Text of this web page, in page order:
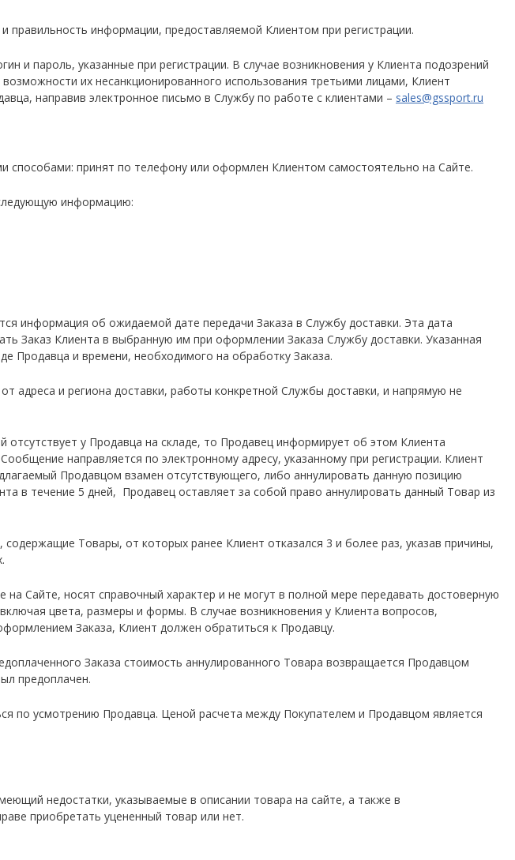
правильность информации, предоставляемой Клиентом при регистрации.
и пароль, указанные при регистрации. В случае возникновения у Клиента подозрений
их несанкционированного использования третьими лицами, Клиент
направив электронное письмо в Службу по работе с клиентами – sales@gssport.ru
принят по телефону или оформлен Клиентом самостоятельно на Сайте.
информацию:
информация об ожидаемой дате передачи Заказа в Службу доставки. Эта дата
Заказ Клиента в выбранную им при оформлении Заказа Службу доставки. Указанная
Продавца и времени, необходимого на обработку Заказа.
адреса и региона доставки, работы конкретной Службы доставки, и напрямую не
у Продавца на складе, то Продавец информирует об этом Клиента
направляется по электронному адресу, указанному при регистрации. Клиент
Продавцом взамен отсутствующего, либо аннулировать данную позицию
в течение 5 дней, Продавец оставляет за собой право аннулировать данный Товар из
содержащие Товары, от которых ранее Клиент отказался 3 и более раз, указав причины,
Сайте, носят справочный характер и не могут в полной мере передавать достоверную
цвета, размеры и формы. В случае возникновения у Клиента вопросов,
Заказа, Клиент должен обратиться к Продавцу.
Заказа стоимость аннулированного Товара возвращается Продавцом
предоплачен.
по усмотрению Продавца. Ценой расчета между Покупателем и Продавцом является
недостатки, указываемые в описании товара на сайте, а также в
приобретать уцененный товар или нет.